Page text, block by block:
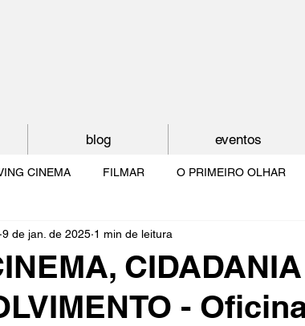
CINEMA FILMAR O PRIMEIRO OLHAR
O MUNDO À NOSSA VOLTA
POR DENTRO CRESCER COM O CINEMA
-
9 de jan. de 2025 1 min de leitura
blog eventos